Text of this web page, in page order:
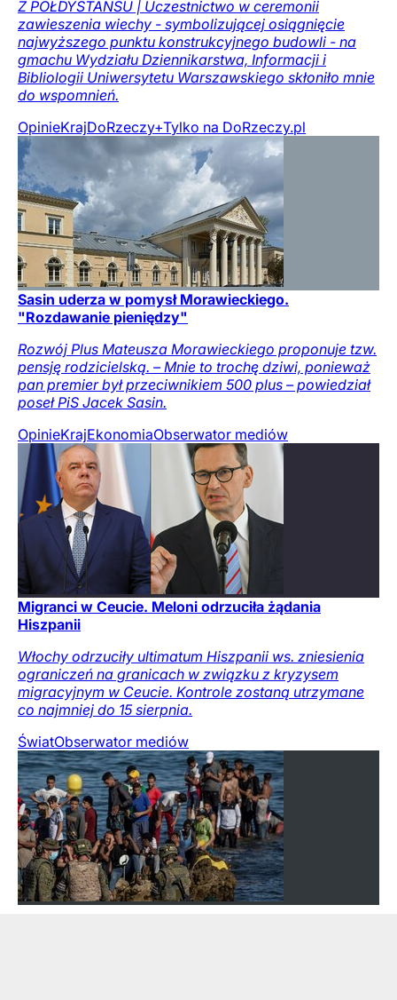
Z PÓŁDYSTANSU | Uczestnictwo w ceremonii
zawieszenia wiechy - symbolizującej osiągnięcie
najwyższego punktu konstrukcyjnego budowli - na
gmachu Wydziału Dziennikarstwa, Informacji i
Bibliologii Uniwersytetu Warszawskiego skłoniło mnie
do wspomnień.
OpinieKrajDoRzeczy+Tylko na DoRzeczy.pl
Sasin uderza w pomysł Morawieckiego.
"Rozdawanie pieniędzy"
Rozwój Plus Mateusza Morawieckiego proponuje tzw.
pensję rodzicielską. – Mnie to trochę dziwi, ponieważ
pan premier był przeciwnikiem 500 plus – powiedział
poseł PiS Jacek Sasin.
OpinieKrajEkonomiaObserwator mediów
Migranci w Ceucie. Meloni odrzuciła żądania
Hiszpanii
Włochy odrzuciły ultimatum Hiszpanii ws. zniesienia
ograniczeń na granicach w związku z kryzysem
migracyjnym w Ceucie. Kontrole zostaną utrzymane
co najmniej do 15 sierpnia.
ŚwiatObserwator mediów